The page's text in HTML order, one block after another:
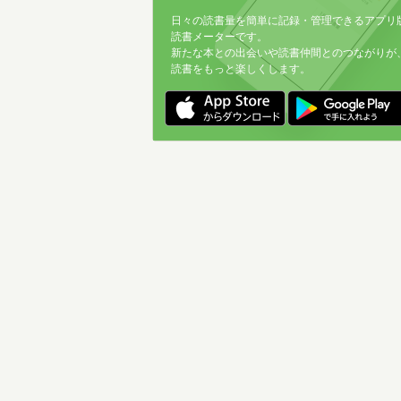
日々の読書量を簡単に記録・管理できるアプリ
読書メーターです。
新たな本との出会いや読書仲間とのつながりが
読書をもっと楽しくします。